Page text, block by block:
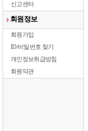
신고센터
회원정보
회원가입
ID/비밀번호 찾기
개인정보취급방침
회원약관